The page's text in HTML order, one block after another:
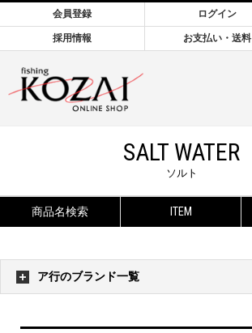
会員登録 ログイン
採用情報 お支払い・送料
SALT WATER
ソルト
商品名検索 ITEM
ア行のブランド一覧